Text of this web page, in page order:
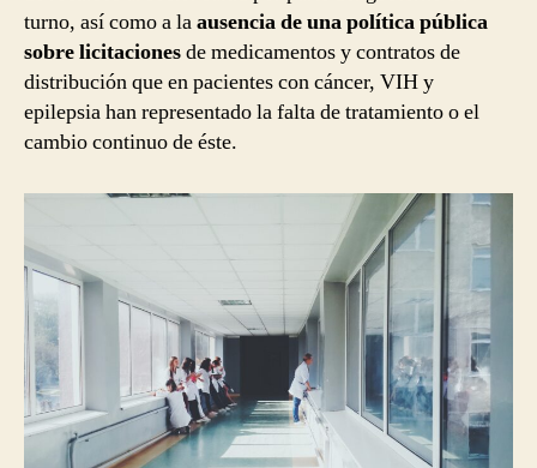
turno, así como a laausencia de una política pública
sobre licitacionesde medicamentos y contratos de
distribución que en pacientes con cáncer, VIH y
epilepsia han representado la falta de tratamiento o el
cambio continuo de éste.